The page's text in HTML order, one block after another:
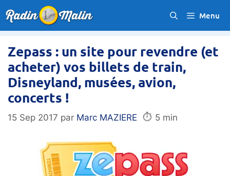
au
contenu
Menu
Zepass : un site pour revendre (et
acheter) vos billets de train,
Disneyland, musées, avion,
concerts !
15 Sep 2017 par Marc MAZIERE ⏱️ 5 min